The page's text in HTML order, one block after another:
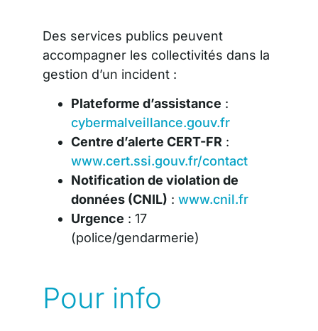
Des services publics peuvent
accompagner les collectivités dans la
gestion d’un incident :
Plateforme d’assistance :
cybermalveillance.gouv.fr
Centre d’alerte CERT-FR :
www.cert.ssi.gouv.fr/contact
Notification de violation de
données (CNIL) : www.cnil.fr
Urgence : 17
(police/gendarmerie)
Pour info